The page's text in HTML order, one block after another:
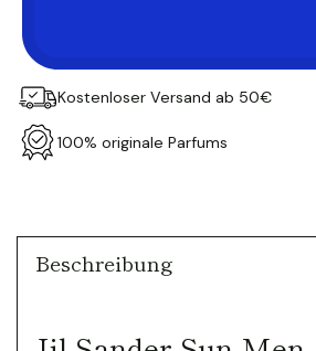
Kostenloser Versand ab 50€
100% originale Parfums
legen
Beschreibung